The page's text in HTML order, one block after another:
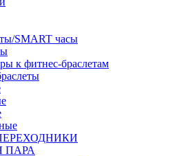
SMART часы
к фитнес-браслетам
ПАРА